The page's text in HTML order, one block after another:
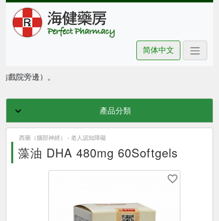
简体中文
戲院旁邊）。
產品分類
西藥（腦部神經） › 老人認知障礙
藻油 DHA 480mg 60Softgels